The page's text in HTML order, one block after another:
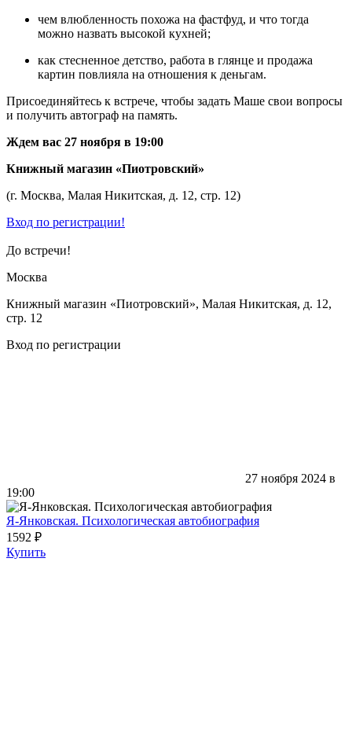
чем влюбленность похожа на фастфуд, и что тогда
можно назвать высокой кухней;
как стесненное детство, работа в глянце и продажа
картин повлияла на отношения к деньгам.
Присоединяйтесь к встрече, чтобы задать Маше свои вопросы
и получить автограф на память.
Ждем вас 27 ноября в 19:00
Книжный магазин «Пиотровский»
(г. Москва, Малая Никитская, д. 12, стр. 12)
Вход по регистрации!
До встречи!
Москва
Книжный магазин «Пиотровский», Малая Никитская, д. 12,
стр. 12
Вход по регистрации
27 ноября 2024 в
19:00
Я-Янковская. Психологическая автобиография
1592 ₽
Купить